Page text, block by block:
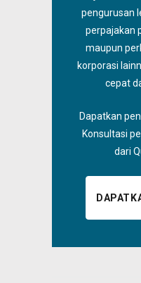
pengurusan
perpajakan
maupun
korporasi
cepat
Dapatkan
Konsultasi
dari